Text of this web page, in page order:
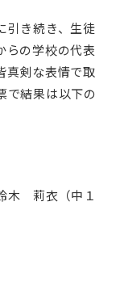
引き続き、生徒
らの学校の代表
真剣な表情で取
で結果は以下の
木 莉衣（中１